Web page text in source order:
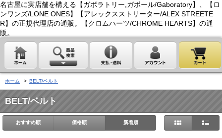
名古屋に実店舗を構える【ガボラトリー,ガボール/Gaboratory】、【ロ
ンワンズ/LONE ONES】【アレックスストリーター/ALEX STREETE
R】の正規代理店の通販。【クロムハーツ/CHROME HEARTS】の通
販。
ホーム > BELT/ベルト
BELT/ベルト
おすすめ順 価格順 新着順